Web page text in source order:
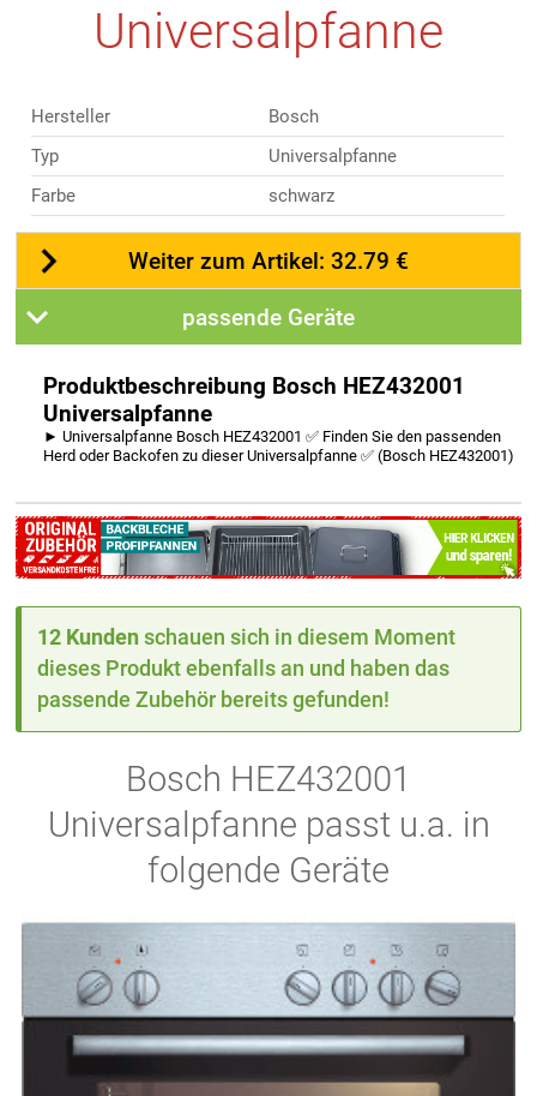
Universalpfanne
Hersteller
Bosch
Typ
Universalpfanne
Farbe
schwarz
Weiter zum Artikel: 32.79 €
passende Geräte
Produktbeschreibung Bosch HEZ432001
Universalpfanne
► Universalpfanne Bosch HEZ432001 ✅ Finden Sie den passenden
Herd oder Backofen zu dieser Universalpfanne ✅ (Bosch HEZ432001)
12 Kunden schauen sich in diesem Moment
dieses Produkt ebenfalls an und haben das
passende Zubehör bereits gefunden!
Bosch HEZ432001
Universalpfanne passt u.a. in
folgende Geräte